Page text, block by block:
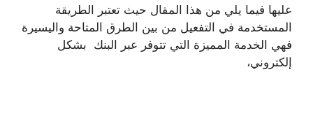
عليها فيما يلي من هذا المقال حيث تعتبر الطريقة
المستخدمة في التفعيل من بين الطرق المتاحة واليسيرة
فهي الخدمة المميزة التي تتوفر عبر البنك بشكل
إلكتروني،